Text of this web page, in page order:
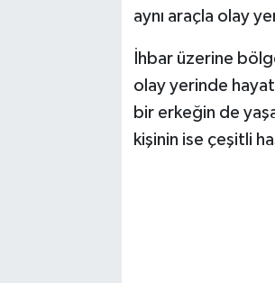
aynı araçla olay
İhbar üzerine
olay yerinde
bir erkeğin de
kişinin ise çeşitli